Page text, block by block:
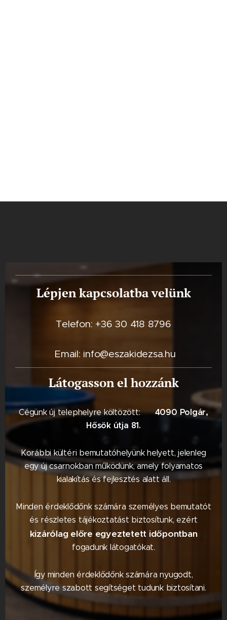
Lépjen kapcsolatba velünk
Telefon: +36 30 418 8796
Email: info@eszakidezsa.hu
Látogasson el hozzánk
Cégünk új telephelyre költözött: 📍4090 Polgár,
Hősök útja 81.
Korábbi kültéri bemutatóhelyünk helyett, jelenleg
egy új csarnokban működünk, amely folyamatos
kialakítás és fejlesztés alatt áll.
Minden érdeklődőnk számára személyes bemutatót
és részletes tájékoztatást biztosítunk, ezért
kizárólag előre egyeztetett időpontban
fogadunk látogatókat.
Így minden érdeklődőnk számára nyugodt,
személyre szabott segítséget tudunk biztosítani.